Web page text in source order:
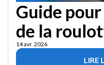
Guide
de la
14 avr. 2026
LIRE